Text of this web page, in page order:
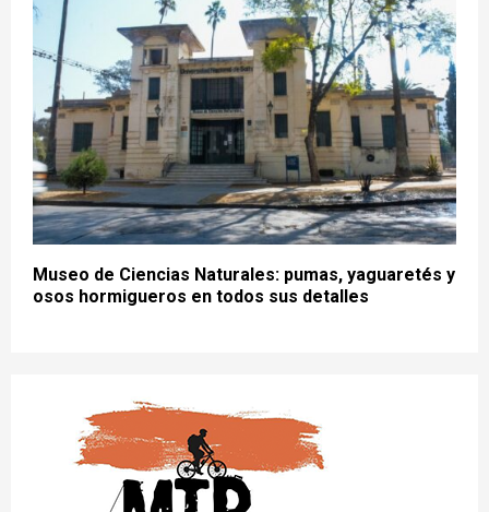
Museo de Ciencias Naturales: pumas, yaguaretés y
osos hormigueros en todos sus detalles